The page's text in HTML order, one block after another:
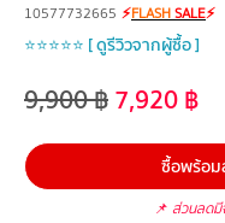
10577732665 ⚡FLASHSALE⚡
⭐⭐⭐⭐⭐ [ ดูรีวิวจากผู้ซื้อ ]
9,900฿7,920฿
ซื้อพร้อม
📌 ส่วนลดมี